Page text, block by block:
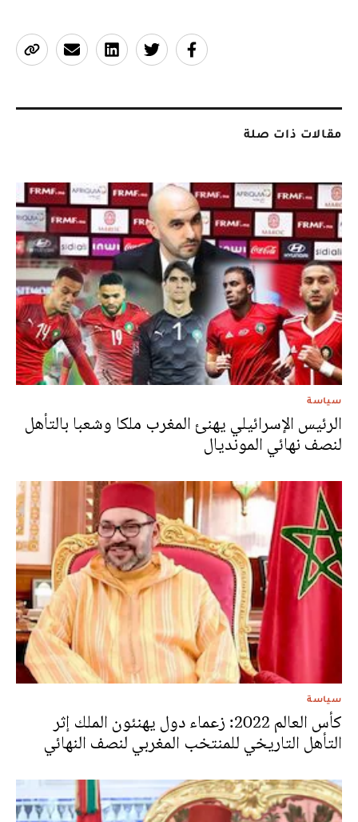
مقالات ذات صلة
سياسة
الرئيس الإسرائيلي يهنئ المغرب ملكا وشعبا بالتأهل
لنصف نهائي المونديال
سياسة
كأس العالم 2022: زعماء دول يهنئون الملك إثر
التأهل التاريخي للمنتخب المغربي لنصف النهائي